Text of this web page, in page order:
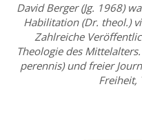
David Berger (Jg. 1968)
Habilitation (Dr. theol.)
Zahlreiche
Theologie des
perennis) und freier
Freiheit,